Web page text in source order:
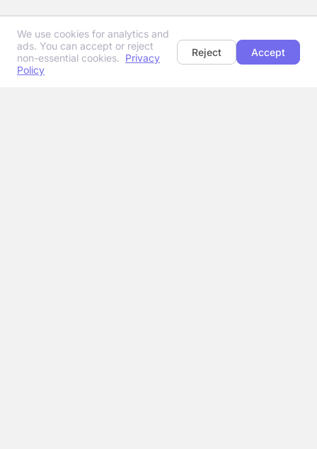
We use cookies for analytics and
ads. You can accept or reject
non-essential cookies. Privacy
Policy
Reject Accept